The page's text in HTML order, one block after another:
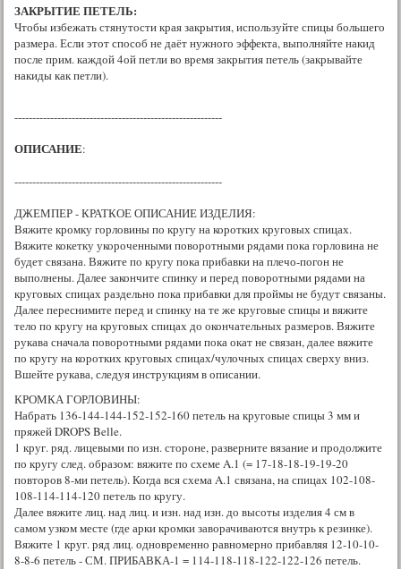
ЗАКРЫТИЕ ПЕТЕЛЬ:
Чтобы избежать стянутости края закрытия, используйте спицы большего
размера. Если этот способ не даёт нужного эффекта, выполняйте накид
после прим. каждой 4ой петли во время закрытия петель (закрывайте
накиды как петли).
----------------------------------------------------------
ОПИСАНИЕ:
----------------------------------------------------------
ДЖЕМПЕР - КРАТКОЕ ОПИСАНИЕ ИЗДЕЛИЯ:
Вяжите кромку горловины по кругу на коротких круговых спицах.
Вяжите кокетку укороченными поворотными рядами пока горловина не
будет связана. Вяжите по кругу пока прибавки на плечо-погон не
выполнены. Далее закончите спинку и перед поворотными рядами на
круговых спицах раздельно пока прибавки для проймы не будут связаны.
Далее переснимите перед и спинку на те же круговые спицы и вяжите
тело по кругу на круговых спицах до окончательных размеров. Вяжите
рукава сначала поворотными рядами пока окат не связан, далее вяжите
по кругу на коротких круговых спицах/чулочных спицах сверху вниз.
Вшейте рукава, следуя инструкциям в описании.
КРОМКА ГОРЛОВИНЫ:
Набрать 136-144-144-152-152-160 петель на круговые спицы 3 мм и
пряжей DROPS Belle.
1 круг. ряд. лицевыми по изн. стороне, разверните вязание и продолжите
по кругу след. образом: вяжите по схеме A.1 (= 17-18-18-19-19-20
повторов 8-ми петель). Когда вся схема A.1 связана, на спицах 102-108-
108-114-114-120 петель по кругу.
Далее вяжите лиц. над лиц. и изн. над изн. до высоты изделия 4 см в
самом узком месте (где арки кромки заворачиваются внутрь к резинке).
Вяжите 1 круг. ряд лиц. одновременно равномерно прибавляя 12-10-10-
8-8-6 петель - СМ. ПРИБАВКА-1 = 114-118-118-122-122-126 петель.